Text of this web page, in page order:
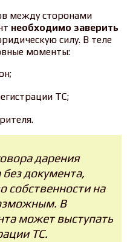
между сторонами
необходимо заверить
силу. В теле
моменты:
ТС;
дарения
без документа,
собственности на
В
может выступать
ТС.